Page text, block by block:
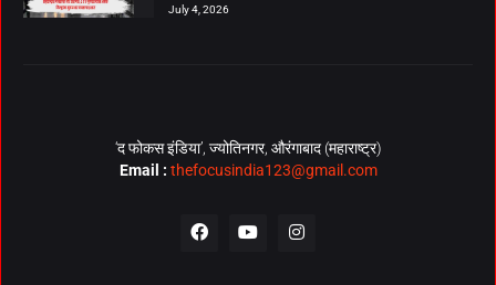
July 4, 2026
‘द फोकस इंडिया’, ज्योतिनगर, औरंगाबाद (महाराष्ट्र)
Email : thefocusindia123@gmail.com